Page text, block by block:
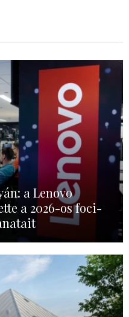
a Lenovo
a 2026-os foci-